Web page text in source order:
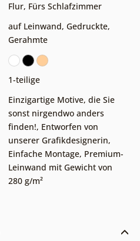
Flur, Fürs Schlafzimmer
auf Leinwand, Gedruckte,
Gerahmte
1-teilige
Einzigartige Motive, die Sie
sonst nirgendwo anders
finden!, Entworfen von
unserer Grafikdesignerin,
Einfache Montage, Premium-
Leinwand mit Gewicht von
280 g/m²